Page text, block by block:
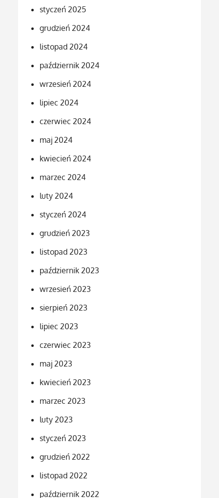
styczeń 2025
grudzień 2024
listopad 2024
październik 2024
wrzesień 2024
lipiec 2024
czerwiec 2024
maj 2024
kwiecień 2024
marzec 2024
luty 2024
styczeń 2024
grudzień 2023
listopad 2023
październik 2023
wrzesień 2023
sierpień 2023
lipiec 2023
czerwiec 2023
maj 2023
kwiecień 2023
marzec 2023
luty 2023
styczeń 2023
grudzień 2022
listopad 2022
październik 2022